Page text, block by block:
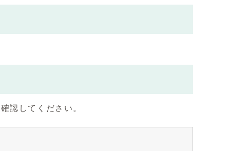
認してください。